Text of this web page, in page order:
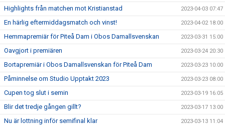
Highlights från matchen mot Kristianstad 2023-04-03 07:47
En härlig eftermiddagsmatch och vinst! 2023-04-02 18:00
Hemmapremiär för Piteå Dam i Obos Damallsvenskan 2023-03-31 15:00
Oavgjort i premiären 2023-03-24 20:30
Bortapremiär i Obos Damallsvenskan för Piteå Dam 2023-03-23 10:00
Påminnelse om Studio Upptakt 2023 2023-03-23 08:00
Cupen tog slut i semin 2023-03-19 16:05
Blir det tredje gången gillt? 2023-03-17 13:00
Nu är lottning inför semifinal klar 2023-03-13 11:04